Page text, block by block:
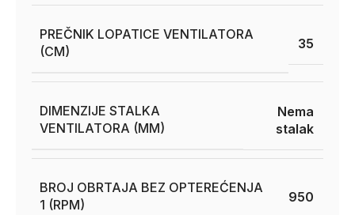
PREČNIK LOPATICE VENTILATORA
(CM)
35
DIMENZIJE STALKA
VENTILATORA (MM)
Nema
stalak
BROJ OBRTAJA BEZ OPTEREĆENJA
1 (RPM)
950